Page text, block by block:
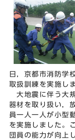
日，京都市消防学
取扱訓練を実施し
大地震に伴う大
器材を取り扱い，
員一人一人が小型
を実施しました。
団員の能力が向上